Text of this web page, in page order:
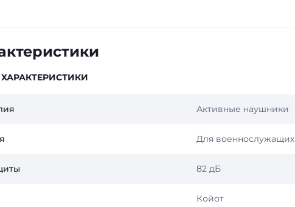
Активные наушники
Для военнослужащих
82 дБ
Койот